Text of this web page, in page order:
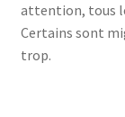
attention, tous
Certains sont
trop.